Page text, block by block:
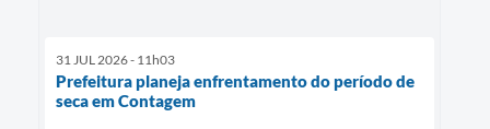
31 JUL 2026 - 11h03
Prefeitura planeja enfrentamento do período de
seca em Contagem